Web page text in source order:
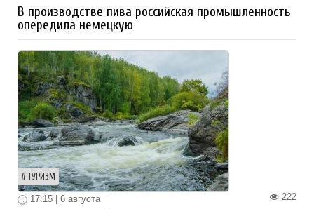
В производстве пива российская промышленность
опередила немецкую
ТУРИЗМ
222
17:15 | 6 августа